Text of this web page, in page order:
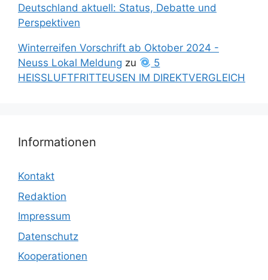
Deutschland aktuell: Status, Debatte und
Perspektiven
Winterreifen Vorschrift ab Oktober 2024 -
Neuss Lokal Meldung zu
5
HEISSLUFTFRITTEUSEN IM DIREKTVERGLEICH
Informationen
Kontakt
Redaktion
Impressum
Datenschutz
Kooperationen